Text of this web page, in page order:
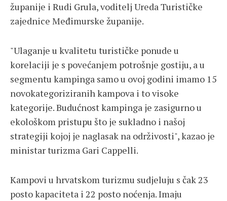
županije i Rudi Grula, voditelj Ureda Turističke
zajednice Međimurske županije.
"Ulaganje u kvalitetu turističke ponude u
korelaciji je s povećanjem potrošnje gostiju, a u
segmentu kampinga samo u ovoj godini imamo 15
novokategoriziranih kampova i to visoke
kategorije. Budućnost kampinga je zasigurno u
ekološkom pristupu što je sukladno i našoj
strategiji kojoj je naglasak na održivosti", kazao je
ministar turizma Gari Cappelli.
Kampovi u hrvatskom turizmu sudjeluju s čak 23
posto kapaciteta i 22 posto noćenja. Imaju